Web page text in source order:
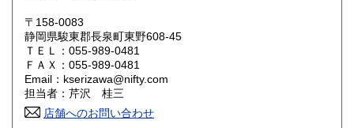
岡山県
山口県 600円
香川県 600円
高知県
〒158-0083
静岡県駿東郡長泉町東野608-45
ＴＥＬ：055-989-0481
ＦＡＸ：055-989-0481
Email：kserizawa@nifty.com
担当者：芹沢 桂三
店舗へのお問い合わせ